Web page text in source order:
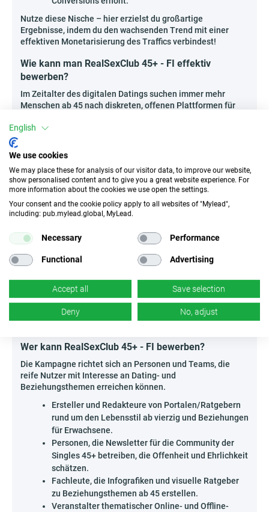
Nutze diese Nische – hier erzielst du großartige
Ergebnisse, indem du den wachsenden Trend mit einer
effektiven Monetarisierung des Traffics verbindest!
Wie kann man RealSexClub 45+ - FI effektiv
bewerben?
Im Zeitalter des digitalen Datings suchen immer mehr
Menschen ab 45 nach diskreten, offenen Plattformen für
Potenzial einer Kampagne zu nutzen, die genau auf die
Das Erstellen thematischer, eigener Podcasts oder
Audiofolgen zum Thema Dating im reifen Alter, mit
natürlicher Integration des Angebots.
Veröffentlichung von Ratgebern und Übersichten
auf Blogs oder Portalen, die sich an erwachsene
Nutzer richten, z.B. Moderne Dates 45+ – ohne
Tabus.
Organisation von Webinaren oder Online-Treffen
mit Beziehungsexperten, bei denen du RealSexClub
präsentierst.
Gehe neue Wege – kreative und auf die Nische
zugeschnittene Aktionen können sich in hohen Affiliate-
Wer kann RealSexClub 45+ - FI bewerben?
Die Kampagne richtet sich an Personen und Teams, die
reife Nutzer mit Interesse an Dating- und
Beziehungsthemen erreichen können.
Ersteller und Redakteure von Portalen/Ratgebern
rund um den Lebensstil ab vierzig und Beziehungen
für Erwachsene.
Personen, die Newsletter für die Community der
Singles 45+ betreiben, die Offenheit und Ehrlichkeit
schätzen.
Fachleute, die Infografiken und visuelle Ratgeber
zu Beziehungsthemen ab 45 erstellen.
Veranstalter thematischer Online- und Offline-
English
We use cookies
We may place these for analysis of our visitor data, to improve our website,
show personalised content and to give you a great website experience. For
more information about the cookies we use open the settings.
Your consent and the cookie policy apply to all websites of "Mylead",
including: pub.mylead.global, MyLead.
Necessary Performance
Functional Advertising
Accept all Save selection
Deny No, adjust